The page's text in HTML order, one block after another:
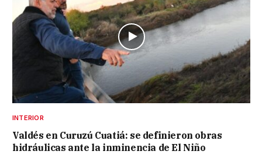
INTERIOR
Valdés en Curuzú Cuatiá: se definieron obras
hidráulicas ante la inminencia de El Niño